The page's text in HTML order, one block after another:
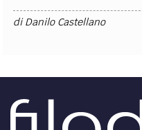
diDanilo Castellano